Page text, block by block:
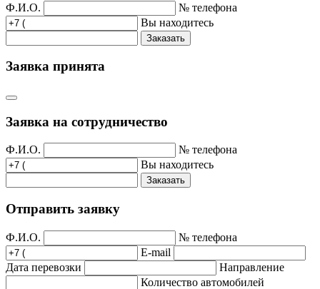
Ф.И.О.
№ телефона
Вы находитесь
Заказать
Заявка принята
Заявка на сотрудничество
Ф.И.О.
№ телефона
Вы находитесь
Заказать
Отправить заявку
Ф.И.О.
№ телефона
E-mail
Дата перевозки
Направление
Количество автомобилей